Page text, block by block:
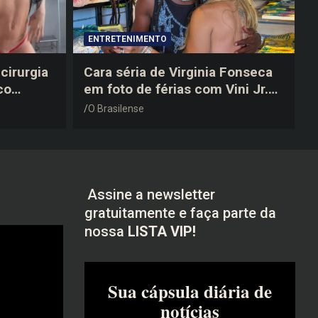
a
ENTRETENIMENTO
Cara séria de Virginia Fonseca
em foto de férias com Vini Jr.
vira piada na web: “Não
O Brasilense
Assine a newsletter
gratuitamente e faça parte da
nossa LISTA VIP!
Sua cápsula diária de
notícias